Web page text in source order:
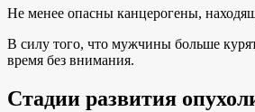
Не менее опасны канцерогены,
В силу того, что мужчины больше
время без внимания.
Стадии развития